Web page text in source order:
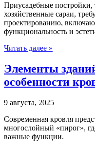
Приусадебные постройки,
хозяйственные сараи,
проектированию,
функциональность и
Читать далее »
Элементы
особенности
9 августа, 2025
Современная кровля
многослойный «пирог»,
важные функции.